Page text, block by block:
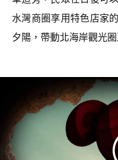
水灣商圈享用特色店家
夕陽，帶動北海岸觀光